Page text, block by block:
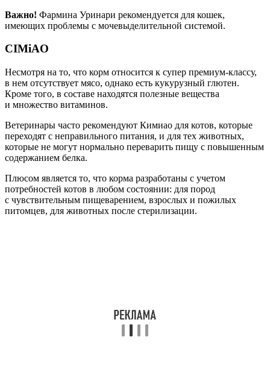
Важно! Фармина Уринари рекомендуется для кошек,
имеющих проблемы с мочевыделительной системой.
CIMiAO
Несмотря на то, что корм относится к супер премиум-классу,
в нем отсутствует мясо, однако есть кукурузный глютен.
Кроме того, в составе находятся полезные вещества
и множество витаминов.
Ветеринары часто рекомендуют Кимиао для котов, которые
переходят с неправильного питания, и для тех животных,
которые не могут нормально переварить пищу с повышенным
содержанием белка.
Плюсом является то, что корма разработаны с учетом
потребностей котов в любом состоянии: для пород
с чувствительным пищеварением, взрослых и пожилых
питомцев, для животных после стерилизации.